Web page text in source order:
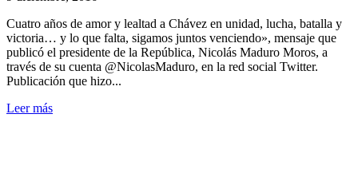
Cuatro años de amor y lealtad a Chávez en unidad, lucha, batalla y
victoria… y lo que falta, sigamos juntos venciendo», mensaje que
publicó el presidente de la República, Nicolás Maduro Moros, a
través de su cuenta @NicolasMaduro, en la red social Twitter.
Publicación que hizo...
Leer más